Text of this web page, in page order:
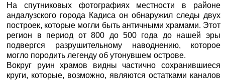
На спутниковых фотографиях местности в районе
андалузского города Кадиса он обнаружил следы двух
построек, которые могли быть античными храмами. Этот
регион в период от 800 до 500 года до нашей эры
подвергся разрушительному наводнению, которое
могло породить легенду об утонувшем острове.
Вокруг руин храмов видны частично сохранившиеся
круги, которые, возможно, являются остатками каналов